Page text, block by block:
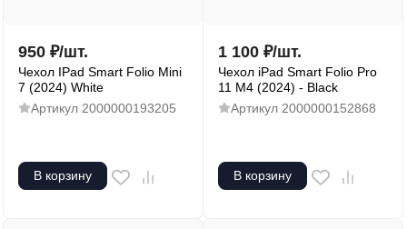
950 ₽/шт.
Чехол IPad Smart Folio Mini
7 (2024) White
Артикул 2000000193205
В корзину
1 100 ₽/шт.
Чехол iPad Smart Folio Pro
11 M4 (2024) - Black
Артикул 2000000152868
В корзину